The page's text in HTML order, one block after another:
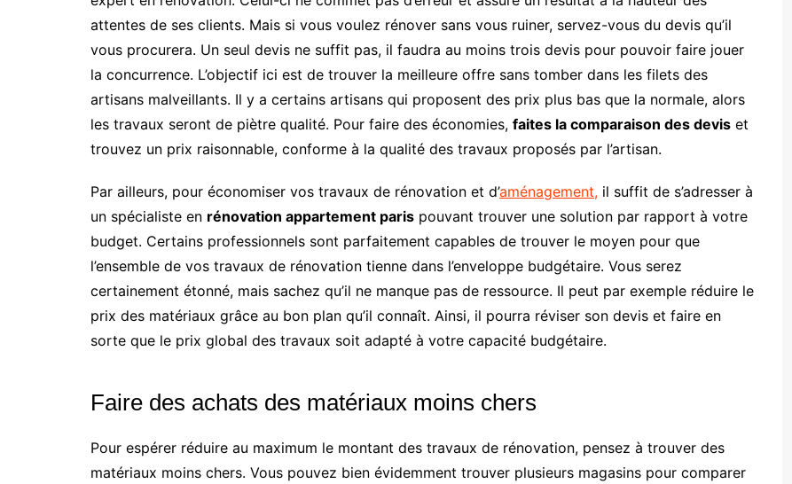
attentes de ses clients. Mais si vous voulez rénover sans vous ruiner, servez-vous du devis qu’il
vous procurera. Un seul devis ne suffit pas, il faudra au moins trois devis pour pouvoir faire jouer
la concurrence. L’objectif ici est de trouver la meilleure offre sans tomber dans les filets des
artisans malveillants. Il y a certains artisans qui proposent des prix plus bas que la normale, alors
les travaux seront de piètre qualité. Pour faire des économies, faites la comparaison des devis et
trouvez un prix raisonnable, conforme à la qualité des travaux proposés par l’artisan.
Par ailleurs, pour économiser vos travaux de rénovation et d’aménagement, il suffit de s’adresser à
un spécialiste en rénovation appartement paris pouvant trouver une solution par rapport à votre
budget. Certains professionnels sont parfaitement capables de trouver le moyen pour que
l’ensemble de vos travaux de rénovation tienne dans l’enveloppe budgétaire. Vous serez
certainement étonné, mais sachez qu’il ne manque pas de ressource. Il peut par exemple réduire le
prix des matériaux grâce au bon plan qu’il connaît. Ainsi, il pourra réviser son devis et faire en
sorte que le prix global des travaux soit adapté à votre capacité budgétaire.
Faire des achats des matériaux moins chers
Pour espérer réduire au maximum le montant des travaux de rénovation, pensez à trouver des
matériaux moins chers. Vous pouvez bien évidemment trouver plusieurs magasins pour comparer